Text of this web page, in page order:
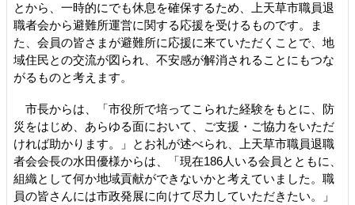
とから、一時的にでも休息を確保するため、上天草市職員退
職者会から避難所運営に関する応援を受けるものです。ま
た、会員の皆さまが避難所に応援に来ていただくことで、地
域住民との交流が図られ、不安感が解消されることにもつな
がるものと考えます。
市長からは、「市役所で培ってこられた経験をもとに、防
災をはじめ、あらゆる面において、ご支援・ご協力をいただ
ければ助かります。」とお礼が述べられ、上天草市職員退職
者会会長の水田優様からは、「現在186人いる会員とともに、
組織として何か地域貢献ができないかと考えていました。職
員の皆さんには市政発展に向けて尽力していただきたい。」